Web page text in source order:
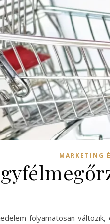
MARKETING
folyamatosan